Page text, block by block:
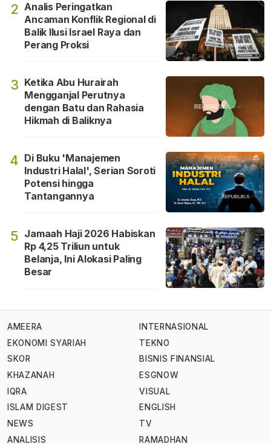
2 Analis Peringatkan
Ancaman Konflik Regional di
Balik Ilusi Israel Raya dan
Perang Proksi
3 Ketika Abu Hurairah
Mengganjal Perutnya
dengan Batu dan Rahasia
Hikmah di Baliknya
4 Di Buku 'Manajemen
Industri Halal', Serian Soroti
Potensi hingga
Tantangannya
5 Jamaah Haji 2026 Habiskan
Rp 4,25 Triliun untuk
Belanja, Ini Alokasi Paling
Besar
AMEERA
EKONOMI SYARIAH
SKOR
KHAZANAH
IQRA
ISLAM DIGEST
NEWS
ANALISIS
INTERNASIONAL
TEKNO
BISNIS FINANSIAL
ESGNOW
VISUAL
ENGLISH
TV
RAMADHAN